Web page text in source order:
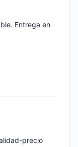
Entrega en
precio